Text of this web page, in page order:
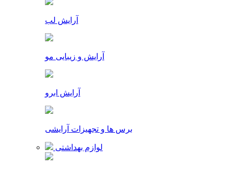
آرایش لب
آرایش و زیبایی مو
آرایش ابرو
برس ها و تجهیزات آرایشی
لوازم بهداشتی